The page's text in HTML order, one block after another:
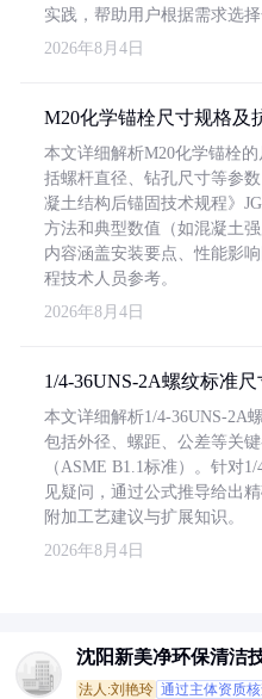
实践，帮助用户根据需求选择
2026年8月4日
M20化学锚栓尺寸规格及
本文详细解析M20化学锚栓
括螺杆直径、钻孔尺寸等参
凝土结构后锚固技术规程》
方法和典型数值（如混凝土强
内容涵盖安装要点、性能影
程技术人员参考。
2026年8月4日
1/4-36UNS-2A螺纹标准尺
本文详细解析1/4-36UNS-2A
包括外径、螺距、公差等关
（ASME B1.1标准）。针对
见疑问，通过公式推导给出
附加工艺建议与扩展知识。
2026年8月4日
沈阳新美净环保清洁
法人:刘艳玲 通过主体资质